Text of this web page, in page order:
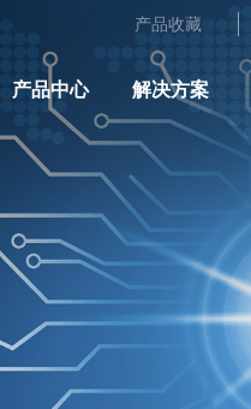
产品收藏
产品中心 解决方案